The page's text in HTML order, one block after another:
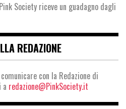
Society riceve un guadagno dagli
REDAZIONE
con la Redazione di
a redazione@PinkSociety.it